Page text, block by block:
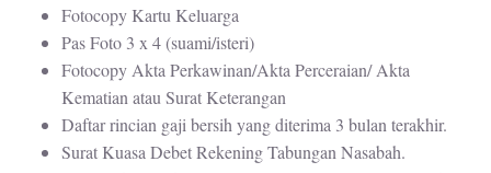
Fotocopy Kartu Keluarga
Pas Foto 3 x 4 (suami/isteri)
Fotocopy Akta Perkawinan/Akta Perceraian/ Akta
Kematian atau Surat Keterangan
Daftar rincian gaji bersih yang diterima 3 bulan terakhir.
Surat Kuasa Debet Rekening Tabungan Nasabah.